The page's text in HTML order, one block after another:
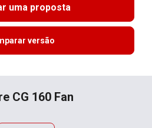
uma proposta
versão
CG 160 Fan